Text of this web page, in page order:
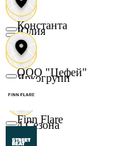
Юлия
Яркогрупп
4 Сезона
Константа
ООО "Цефей"
Finn Flare